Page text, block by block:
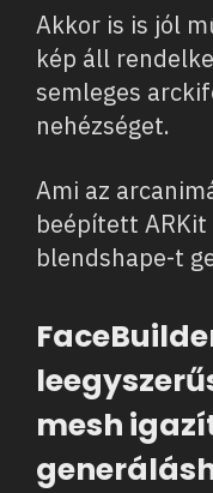
Akkor is is jól
kép áll
semleges
nehézséget.
Ami az
beépített ARKit
blendshape-t
mesh